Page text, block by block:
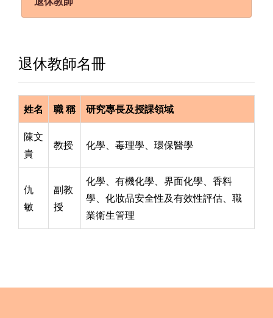
退休教師名冊
姓名 職 稱 研究專長及授課領域
陳文
貴
教授 化學、毒理學、環保醫學
仇
敏
副教
授
化學、有機化學、界面化學、香料
學、化妝品安全性及有效性評估、職
業衛生管理